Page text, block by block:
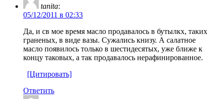
tanita:
05/12/2011 в 02:33
Да, и св мое время масло продавалось в бутылкх, таких
граненых, в виде вазы. Сужались книзу. А салатное
масло появилось только в шестидесятых, уже ближе к
концу таковых, а так продавалось нерафинированное.
[Цитировать]
Ответить